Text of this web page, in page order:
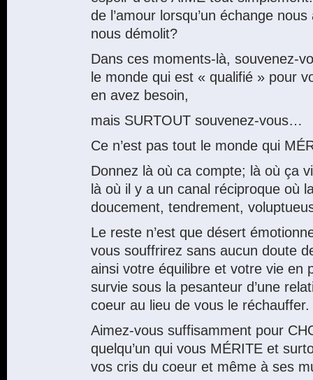
de l’amour lorsqu’un échange
nous démolit?
Dans ces moments-là, souvenez-
le monde qui est « qualifié » pour
en avez besoin,
mais SURTOUT souvenez-vous…
Ce n’est pas tout le monde qui
Donnez là où ca compte; là où ça
là où il y a un canal réciproque où
doucement, tendrement,
Le reste n’est que désert
vous souffrirez sans aucun doute
ainsi votre équilibre et votre vie en
survie sous la pesanteur d’une
coeur au lieu de vous le réchauffer.
Aimez-vous suffisamment pour
quelqu’un qui vous MÉRITE et
vos cris du coeur et même à ses